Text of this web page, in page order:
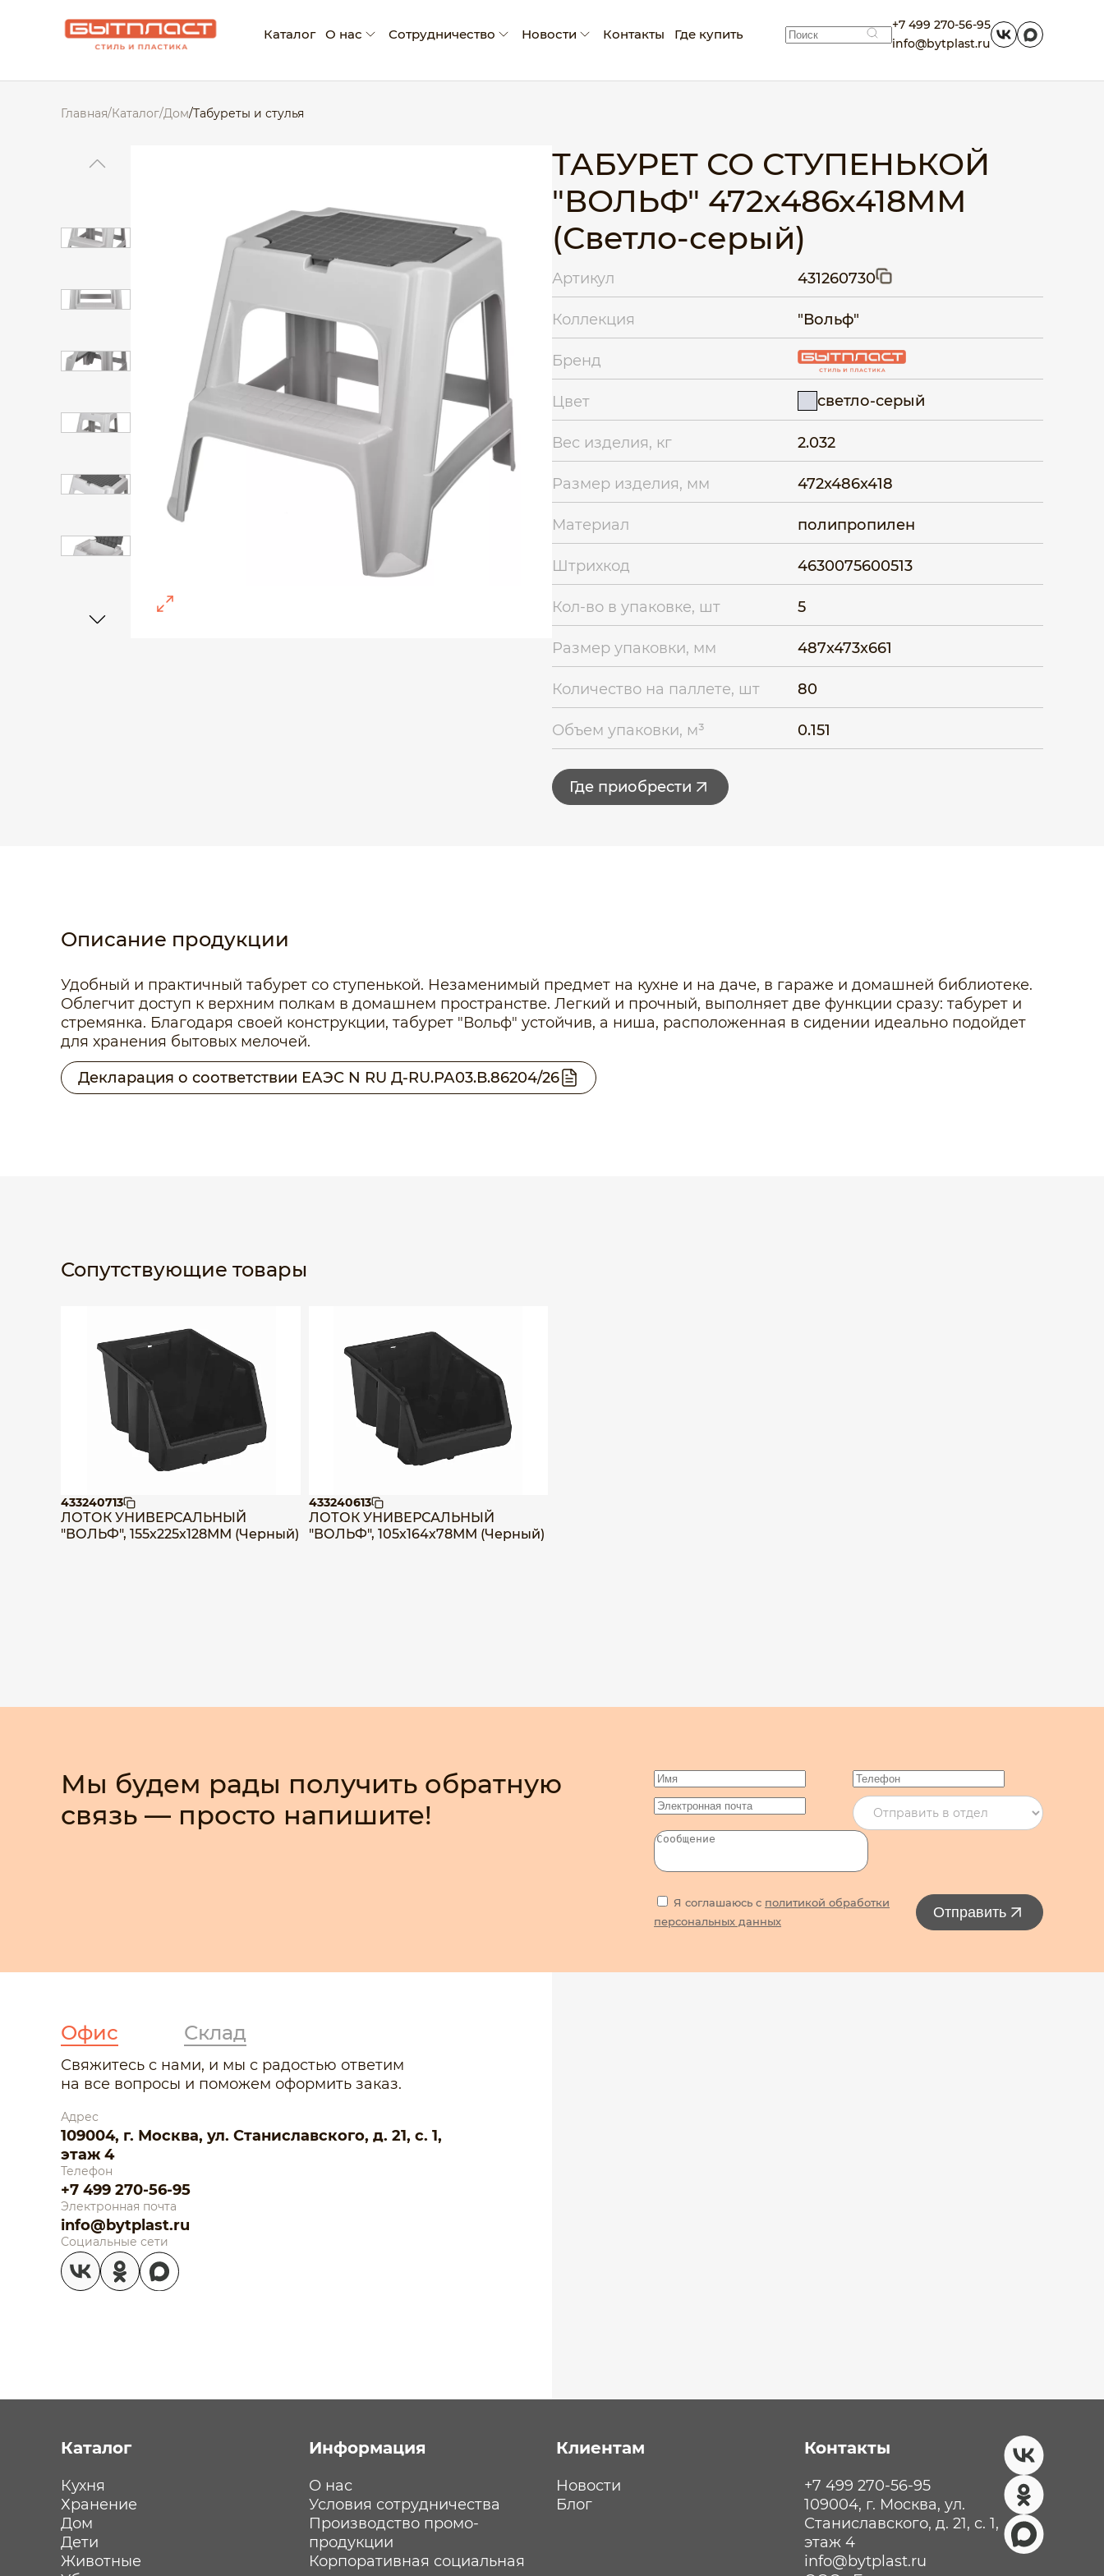
Каталог О нас
О компании
Сотрудничество
Условия сотрудничества
Экскурсия на производство
Новости
Новости
Контакты Где купить
+7 499 270-56-95
info@bytplast.ru
Главная/Каталог/Дом/Табуреты и стулья
ТАБУРЕТ СО СТУПЕНЬКОЙ
"ВОЛЬФ" 472х486х418ММ
(Светло-серый)
Артикул 431260730
Коллекция "Вольф"
Бренд
Цвет светло-серый
Вес изделия, кг 2.032
Размер изделия, мм 472x486x418
Материал полипропилен
Штрихкод 4630075600513
Кол-во в упаковке, шт 5
Размер упаковки, мм 487x473x661
Количество на паллете, шт 80
Объем упаковки, м³ 0.151
Где приобрести
Описание продукции
Удобный и практичный табурет со ступенькой. Незаменимый предмет на кухне и на даче, в гараже и домашней библиотеке.
Облегчит доступ к верхним полкам в домашнем пространстве. Легкий и прочный, выполняет две функции сразу: табурет и
стремянка. Благодаря своей конструкции, табурет "Вольф" устойчив, а ниша, расположенная в сидении идеально подойдет
для хранения бытовых мелочей.
Декларация о соответствии ЕАЭС N RU Д-RU.РА03.В.86204/26
Сопутствующие товары
433240713
ЛОТОК УНИВЕРСАЛЬНЫЙ
"ВОЛЬФ", 155х225х128ММ (Черный)
433240613
ЛОТОК УНИВЕРСАЛЬНЫЙ
"ВОЛЬФ", 105х164х78ММ (Черный)
Мы будем рады получить обратную
связь — просто напишите!
Я соглашаюсь с политикой обработки
персональных данных
Отправить
Офис Склад
Свяжитесь с нами, и мы с радостью ответим
на все вопросы и поможем оформить заказ.
Адрес
109004, г. Москва, ул. Станиславского, д. 21, с. 1,
этаж 4
Телефон
+7 499 270-56-95
Электронная почта
info@bytplast.ru
Социальные сети
Каталог
Кухня
Хранение
Дом
Дети
Животные
Информация
О нас
Условия сотрудничества
Производство промо-
продукции
Корпоративная социальная
Клиентам
Новости
Блог
Контакты
+7 499 270-56-95
109004, г. Москва, ул.
Станиславского, д. 21, с. 1,
этаж 4
info@bytplast.ru